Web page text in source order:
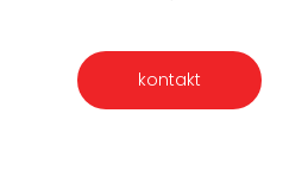
kontakt